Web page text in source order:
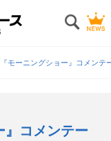
モーニングショー』コメン
コメンテー